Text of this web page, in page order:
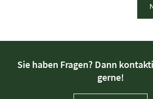
Sie haben Fragen? Dann
gerne!